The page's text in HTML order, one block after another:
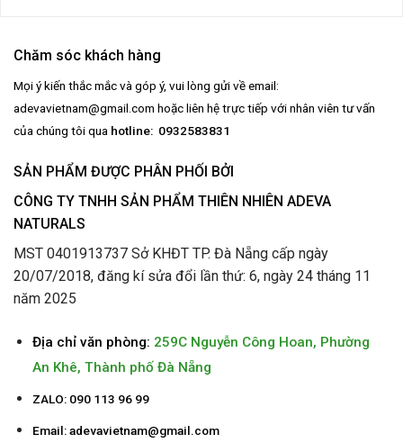
SẢN PHẨM ĐƯỢC PHÂN PHỐI BỞI
CÔNG TY TNHH SẢN PHẨM THIÊN NHIÊN ADEVA
NATURALS
MST 0401913737 Sở KHĐT TP. Đà Nẵng cấp ngày
20/07/2018, đăng kí sửa đổi lần thứ: 6, ngày 24 tháng 11
năm 2025
Địa chỉ văn phòng: 259C Nguyễn Công Hoan, Phường
An Khê, Thành phố Đà Nẵng
ZALO: 090 113 96 99
Email: adevavietnam@gmail.com
Chăm sóc khách hàng
Mọi ý kiến thắc mắc và góp ý, vui lòng gửi về email:
adevavietnam@gmail.com hoặc liên hệ trực tiếp với nhân viên tư vấn
của chúng tôi qua hotline: 0932583831